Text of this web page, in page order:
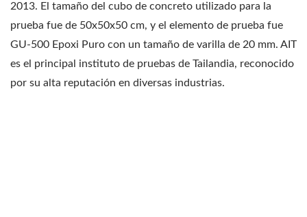
2013. El tamaño del cubo de concreto utilizado para la
prueba fue de 50x50x50 cm, y el elemento de prueba fue
GU-500 Epoxi Puro con un tamaño de varilla de 20 mm. AIT
es el principal instituto de pruebas de Tailandia, reconocido
por su alta reputación en diversas industrias.